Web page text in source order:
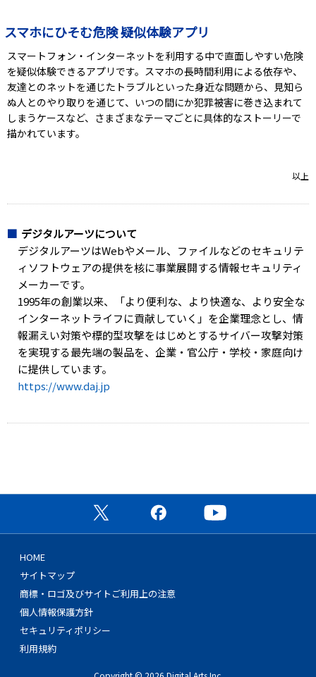
スマホにひそむ危険 疑似体験アプリ
スマートフォン・インターネットを利用する中で直面しやすい危険
を疑似体験できるアプリです。スマホの長時間利用による依存や、
友達とのネットを通じたトラブルといった身近な問題から、見知ら
ぬ人とのやり取りを通じて、いつの間にか犯罪被害に巻き込まれて
しまうケースなど、さまざまなテーマごとに具体的なストーリーで
描かれています。
以上
デジタルアーツについて
デジタルアーツはWebやメール、ファイルなどのセキュリテ
ィソフトウェアの提供を核に事業展開する情報セキュリティ
メーカーです。
1995年の創業以来、「より便利な、より快適な、より安全な
インターネットライフに貢献していく」を企業理念とし、情
報漏えい対策や標的型攻撃をはじめとするサイバー攻撃対策
を実現する最先端の製品を、企業・官公庁・学校・家庭向け
に提供しています。
https://www.daj.jp
公式X（旧Twitter）ページ
公式Facebookページ
HOME
サイトマップ
商標・ロゴ及びサイトご利用上の注意
個人情報保護方針
セキュリティポリシー
利用規約